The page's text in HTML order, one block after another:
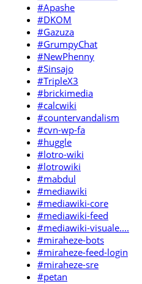
#Apashe
#DKOM
#Gazuza
#GrumpyChat
#NewPhenny
#Sinsajo
#TripleX3
#brickimedia
#calcwiki
#countervandalism
#cvn-wp-fa
#huggle
#lotro-wiki
#lotrowiki
#mabdul
#mediawiki
#mediawiki-core
#mediawiki-feed
#mediawiki-visuale....
#miraheze-bots
#miraheze-feed-login
#miraheze-sre
#petan